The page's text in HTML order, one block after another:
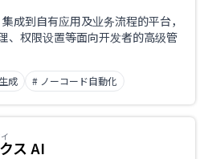
成到自有应用及业务流程的平台，
、权限设置等面向开发者的高级管
成 # ノーコード自動化
ス AI